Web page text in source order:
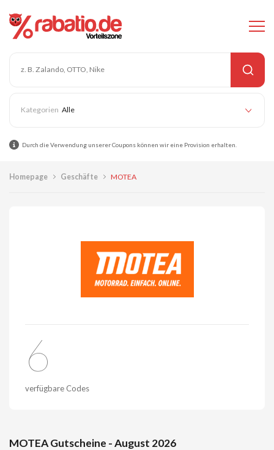
Alle
Durch die Verwendung unserer Coupons können wir eine Provision erhalten.
Homepage Geschäfte MOTEA
6
verfügbare Codes
MOTEA Gutscheine - August 2026